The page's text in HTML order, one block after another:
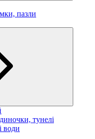
пазли
тунелі
води